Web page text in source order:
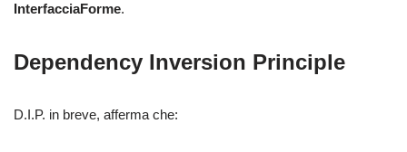
InterfacciaForme.
Dependency Inversion Principle
D.I.P. in breve, afferma che: